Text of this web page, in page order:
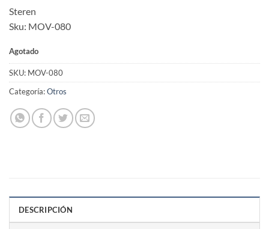
$399.00.
Steren
Sku: MOV-080
Agotado
SKU: MOV-080
Categoría:Otros
DESCRIPCIÓN